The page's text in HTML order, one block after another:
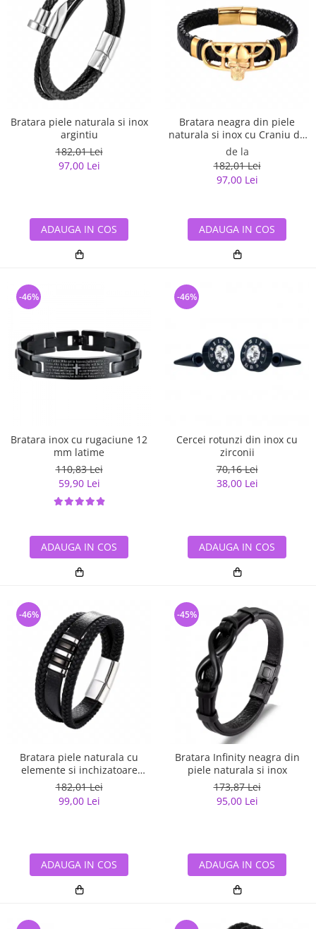
Bratara piele naturala si inox
argintiu
182,01 Lei
97,00 Lei
ADAUGA IN COS
Bratara neagra din piele
naturala si inox cu Craniu de
Viking
de la
182,01 Lei
97,00 Lei
ADAUGA IN COS
Bratara inox cu rugaciune 12
mm latime
110,83 Lei
59,90 Lei
-46%
ADAUGA IN COS
Cercei rotunzi din inox cu
zirconii
70,16 Lei
38,00 Lei
-46%
ADAUGA IN COS
Bratara piele naturala cu
elemente si inchizatoare
argintii din inox
182,01 Lei
99,00 Lei
-46%
ADAUGA IN COS
Bratara Infinity neagra din
piele naturala si inox
173,87 Lei
95,00 Lei
-45%
ADAUGA IN COS